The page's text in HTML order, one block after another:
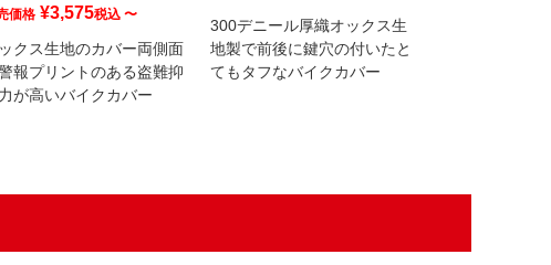
価格 ¥3,575税込 〜
クス生地のカバー両側面
報プリントのある盗難抑
が高いバイクカバー
300デニール厚織オックス生
地製で前後に鍵穴の付いたと
てもタフなバイクカバー